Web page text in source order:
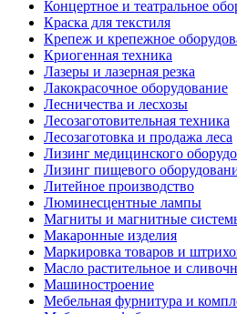
Концертное и театральное
Краска для текстиля
Крепеж и крепежное
Криогенная техника
Лазеры и лазерная резка
Лакокрасочное оборудование
Лесничества и лесхозы
Лесозаготовительная техника
Лесозаготовка и продажа леса
Лизинг медицинского
Лизинг пищевого
Литейное производство
Люминесцентные лампы
Магниты и магнитные
Макаронные изделия
Маркировка товаров и
Масло растительное и
Машиностроение
Мебельная фурнитура и